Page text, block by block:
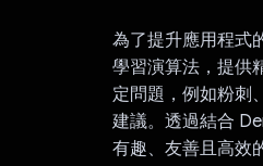
為了提升應用程式
學習演算法，提供
定問題，例如粉刺
建議。透過結合
有趣、友善且高效